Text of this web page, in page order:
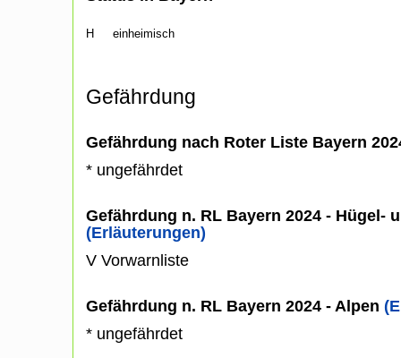
H einheimisch
Gefährdung
Gefährdung nach Roter Liste Bayern
* ungefährdet
Gefährdung n. RL Bayern 2024 - Hügel-
(Erläuterungen)
V Vorwarnliste
Gefährdung n. RL Bayern 2024 - Alpen
* ungefährdet